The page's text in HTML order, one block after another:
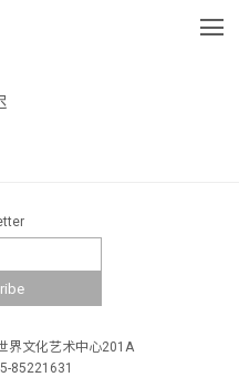
界文化艺术中心201A
85221631